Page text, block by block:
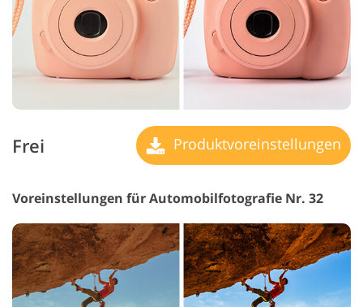
Frei Produktvoreinstellungen
Voreinstellungen für Automobilfotografie Nr. 32